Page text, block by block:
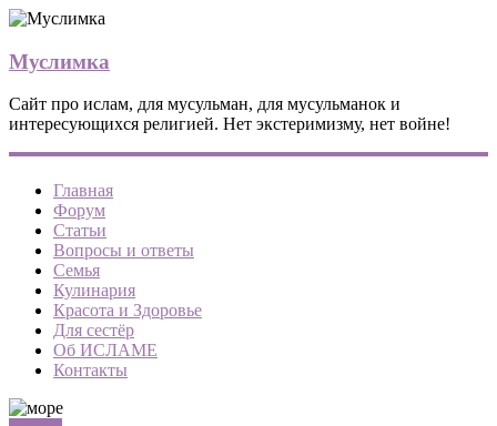
Муслимка
Сайт про ислам, для мусульман, для мусульманок и
интересующихся религией. Нет экстеримизму, нет войне!
Главная
Форум
Статьи
Вопросы и ответы
Семья
Кулинария
Красота и Здоровье
Для сестёр
Об ИСЛАМЕ
Контакты